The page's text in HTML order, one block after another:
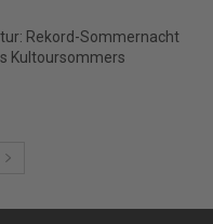
Rekord-Sommernacht
Kultoursommers